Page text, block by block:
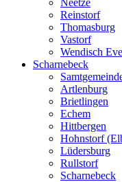
Neetze
Reinstorf
Thomasburg
Vastorf
Wendisch
Scharnebeck
Artlenburg
Brietlingen
Echem
Hittbergen
Hohnstorf
Lüdersburg
Rullstorf
Scharnebeck